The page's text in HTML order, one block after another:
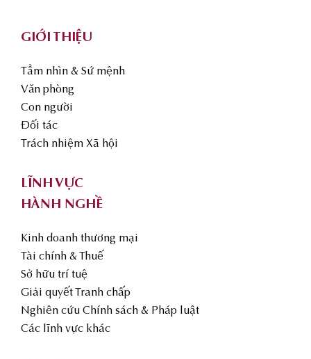
GIỚI THIỆU
Tầm nhìn & Sứ mệnh
Văn phòng
Con người
Đối tác
Trách nhiệm Xã hội
LĨNH VỰC
HÀNH NGHỀ
Kinh doanh thương mại
Tài chính & Thuế
Sở hữu trí tuệ
Giải quyết Tranh chấp
Nghiên cứu Chính sách & Pháp luật
Các lĩnh vực khác